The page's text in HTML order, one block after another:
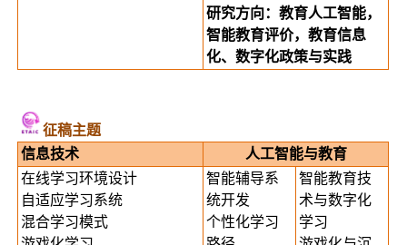
研究方向：教育人工智能，
智能教育评价，教育信息
化、数字化政策与实践
征稿主题
信息技术
人工智能与教育
在线学习环境设计
自适应学习系统
混合学习模式
智能辅导系
统开发
个性化学习
智能教育技
术与数字化
学习